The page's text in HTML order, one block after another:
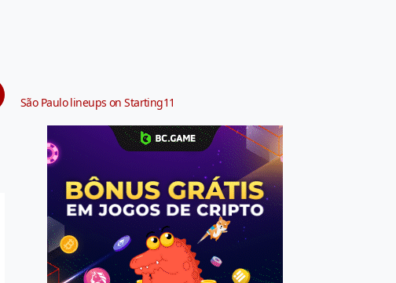
São Paulo lineups on Starting11